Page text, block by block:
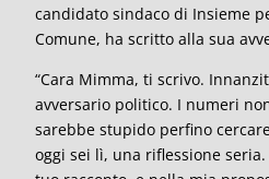
candidato sindaco di Insieme
Comune, ha scritto alla sua
“Cara Mimma, ti scrivo.
avversario politico. I numeri
sarebbe stupido perfino
oggi sei lì, una riflessione